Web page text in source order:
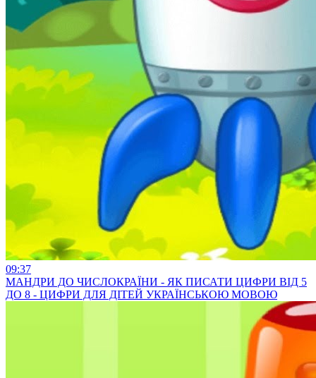
09:37
МАНДРИ ДО ЧИСЛОКРАЇНИ - ЯК ПИСАТИ ЦИФРИ ВІД 5
ДО 8 - ЦИФРИ ДЛЯ ДІТЕЙ УКРАЇНСЬКОЮ МОВОЮ